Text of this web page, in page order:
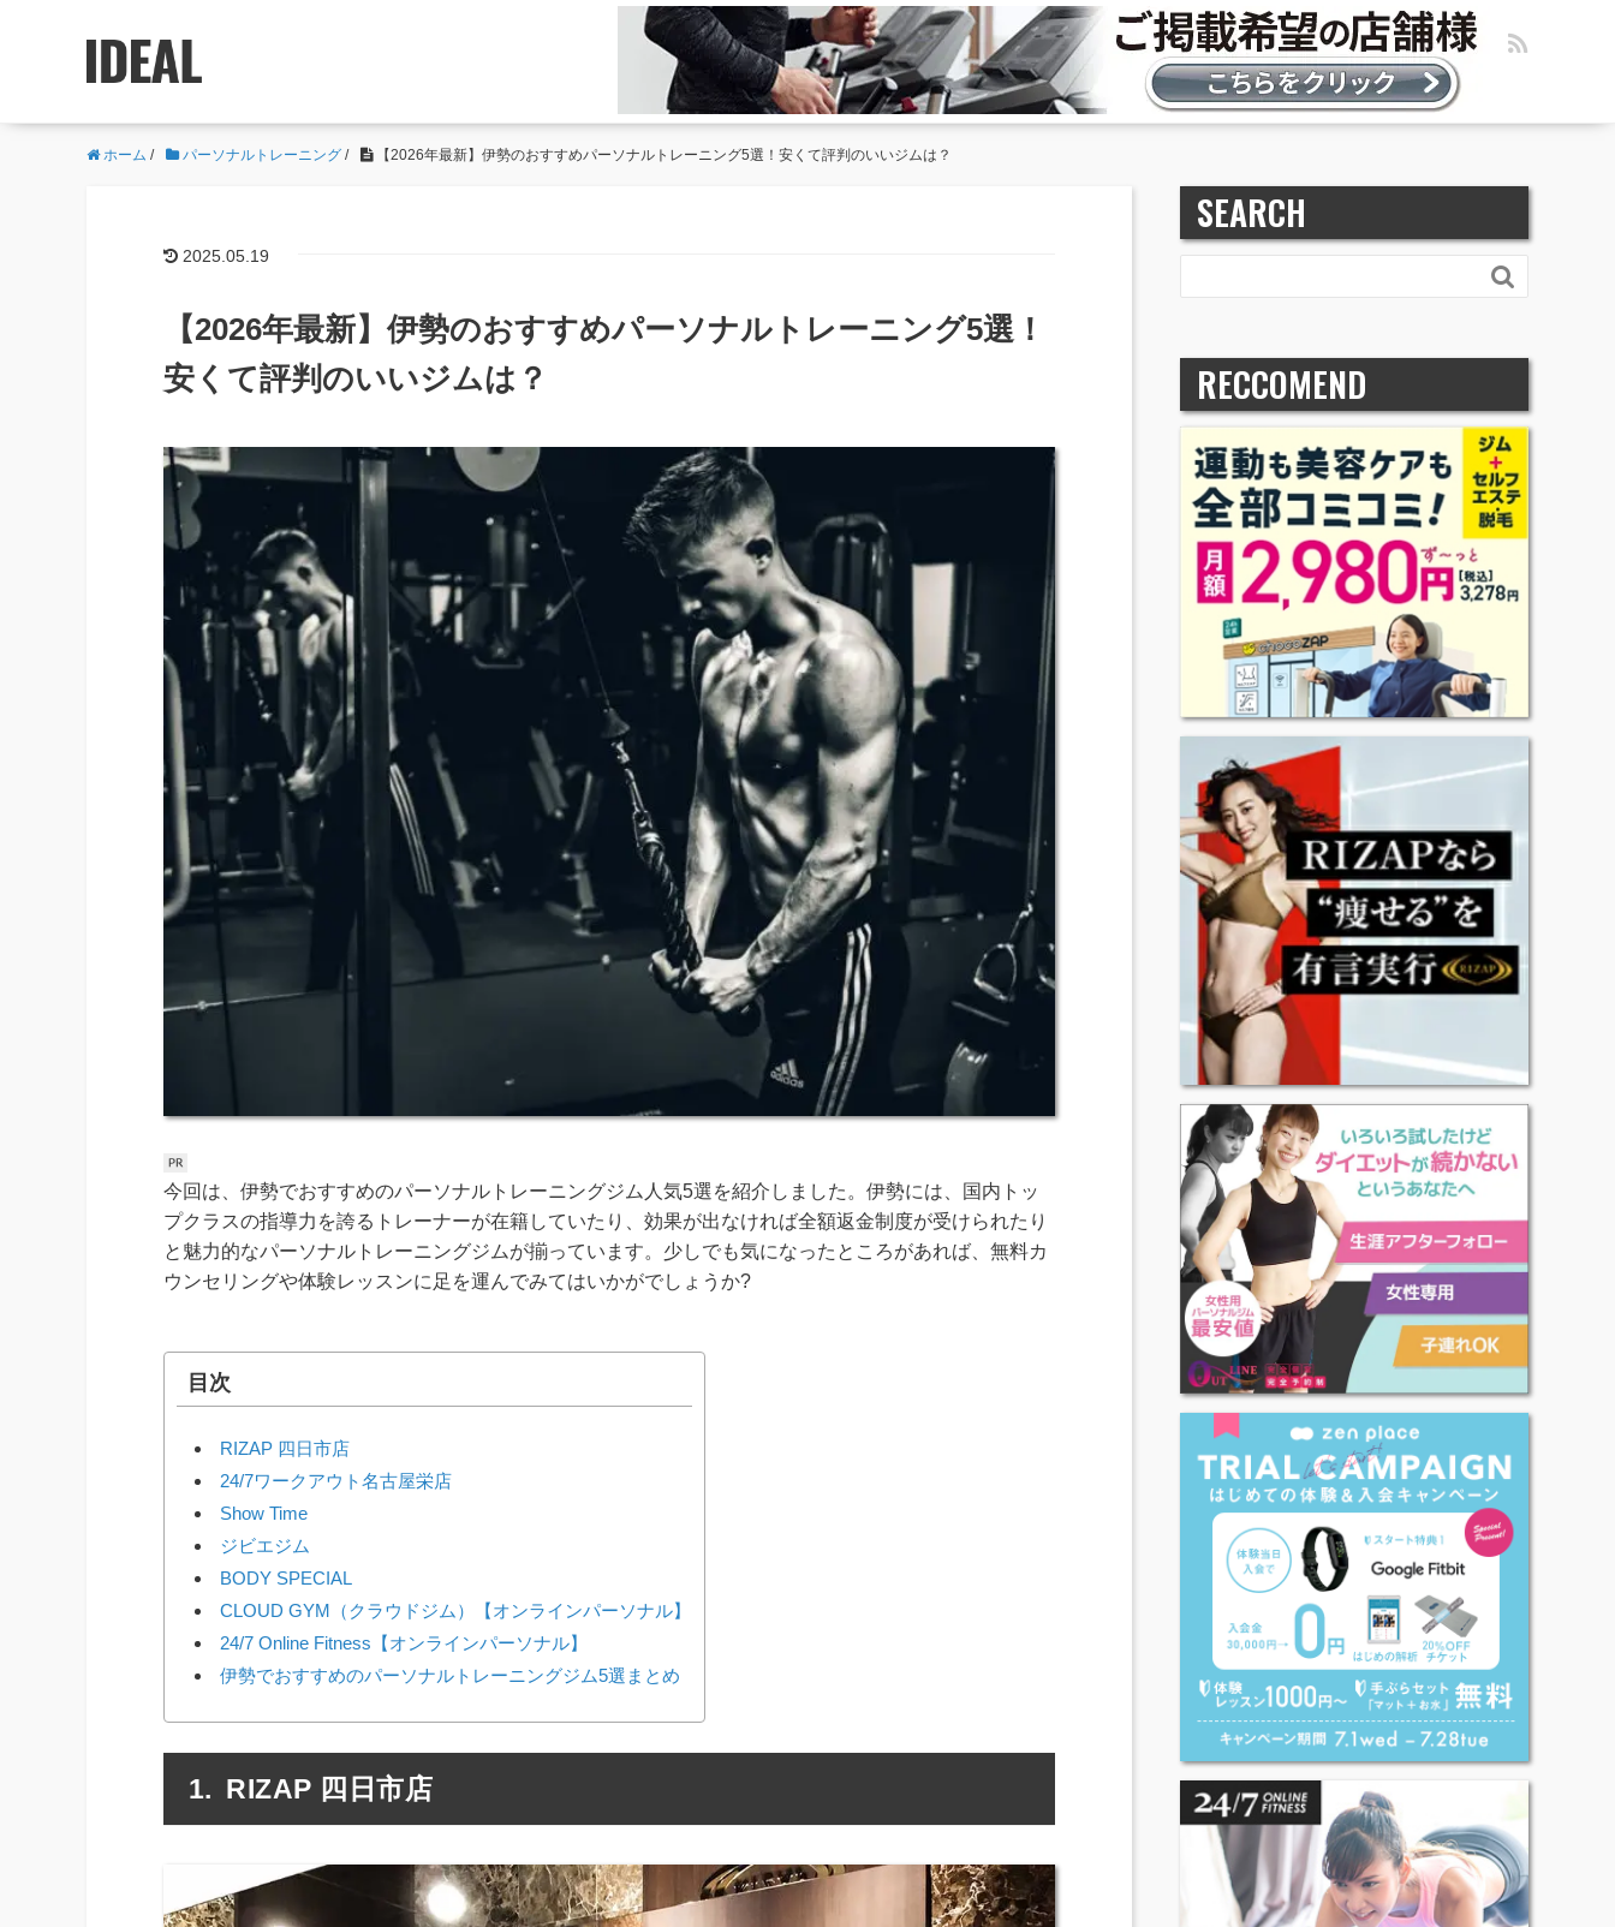
ホーム / パーソナルトレーニング / 【2026年最新】伊勢のおすすめパーソナルトレーニング5選！安くて評判のいいジムは？
2025.05.19
【2026年最新】伊勢のおすすめパーソナルトレーニング5選！
安くて評判のいいジムは？
今回は、伊勢でおすすめのパーソナルトレーニングジム人気5選を紹介しました。伊勢には、国内トッ
プクラスの指導力を誇るトレーナーが在籍していたり、効果が出なければ全額返金制度が受けられたり
と魅力的なパーソナルトレーニングジムが揃っています。少しでも気になったところがあれば、無料カ
ウンセリングや体験レッスンに足を運んでみてはいかがでしょうか?
目次
RIZAP 四日市店
24/7ワークアウト名古屋栄店
Show Time
ジビエジム
BODY SPECIAL
CLOUD GYM（クラウドジム）【オンラインパーソナル】
24/7 Online Fitness【オンラインパーソナル】
伊勢でおすすめのパーソナルトレーニングジム5選まとめ
RIZAP 四日市店
SEARCH

RECCOMEND